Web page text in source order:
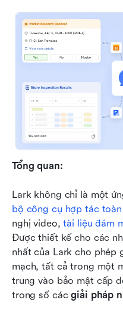
Tổng quan:
bộ công cụ hợp tác
nghị video, tài liệu đám
Được thiết kế cho các
nhất của Lark cho phép
mạch, tất cả trong một
trung vào bảo mật cấp
trong số các giải pháp